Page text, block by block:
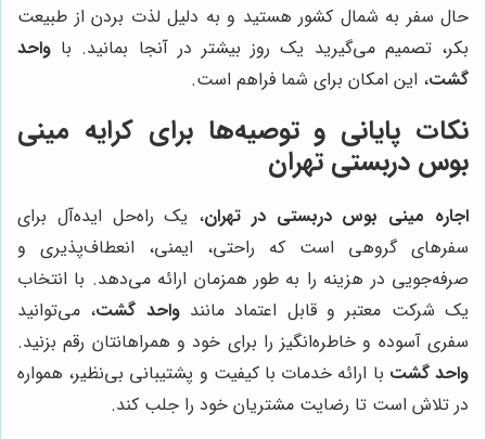
حال سفر به شمال کشور هستید و به دلیل لذت بردن از طبیعت
بکر، تصمیم می‌گیرید یک روز بیشتر در آنجا بمانید. با واحد
گشت، این امکان برای شما فراهم است.
نکات پایانی و توصیه‌ها برای کرایه مینی
بوس دربستی تهران
اجاره مینی بوس دربستی در تهران، یک راه‌حل ایده‌آل برای
سفرهای گروهی است که راحتی، ایمنی، انعطاف‌پذیری و
صرفه‌جویی در هزینه را به طور همزمان ارائه می‌دهد. با انتخاب
یک شرکت معتبر و قابل اعتماد مانندواحد گشت، می‌توانید
سفری آسوده و خاطره‌انگیز را برای خود و همراهانتان رقم بزنید.
واحد گشت با ارائه خدمات با کیفیت و پشتیبانی بی‌نظیر، همواره
در تلاش است تا رضایت مشتریان خود را جلب کند.